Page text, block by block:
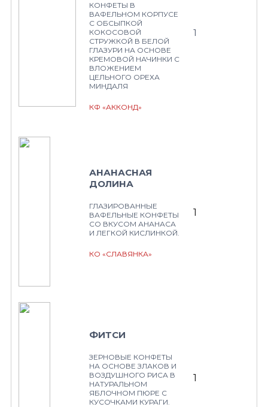
КОНФЕТЫ В
ВАФЕЛЬНОМ КОРПУСЕ
С ОБСЫПКОЙ
КОКОСОВОЙ
СТРУЖКОЙ В БЕЛОЙ
ГЛАЗУРИ НА ОСНОВЕ
КРЕМОВОЙ НАЧИНКИ С
ВЛОЖЕНИЕМ
ЦЕЛЬНОГО ОРЕХА
МИНДАЛЯ
КФ «АККОНД»
1
АНАНАСНАЯ
ДОЛИНА
ГЛАЗИРОВАННЫЕ
ВАФЕЛЬНЫЕ КОНФЕТЫ
СО ВКУСОМ АНАНАСА
И ЛЕГКОЙ КИСЛИНКОЙ.
КО «СЛАВЯНКА»
1
ФИТСИ
ЗЕРНОВЫЕ КОНФЕТЫ
НА ОСНОВЕ ЗЛАКОВ И
ВОЗДУШНОГО РИСА В
НАТУРАЛЬНОМ
ЯБЛОЧНОМ ПЮРЕ С
КУСОЧКАМИ КУРАГИ.
1